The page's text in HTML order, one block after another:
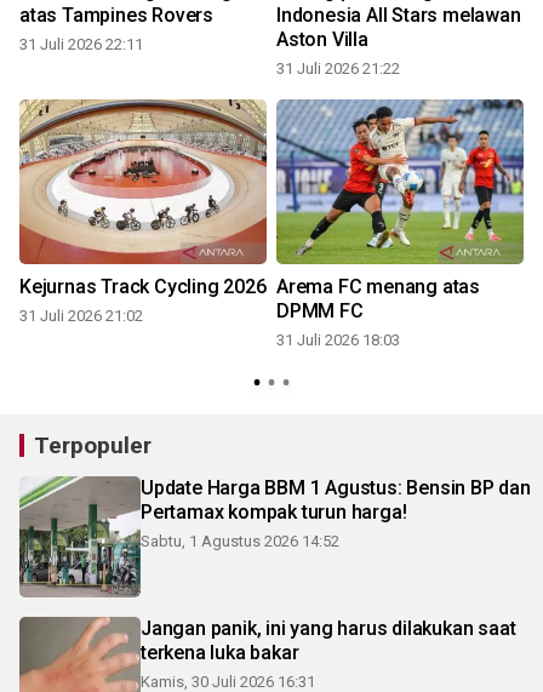
atas Tampines Rovers
31 Juli 2026 22:11
Indonesia All Stars melawan
Aston Villa
31 Juli 2026 21:22
Kejurnas Track Cycling 2026
31 Juli 2026 21:02
Arema FC menang atas
DPMM FC
31 Juli 2026 18:03
Terpopuler
Update Harga BBM 1 Agustus: Bensin BP dan
Pertamax kompak turun harga!
Sabtu, 1 Agustus 2026 14:52
Jangan panik, ini yang harus dilakukan saat
terkena luka bakar
Kamis, 30 Juli 2026 16:31